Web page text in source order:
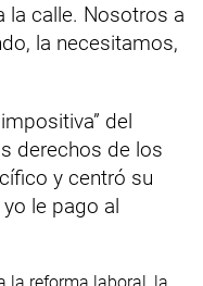
la calle. Nosotros a
la necesitamos,
del
derechos de los
y centró su
le pago al